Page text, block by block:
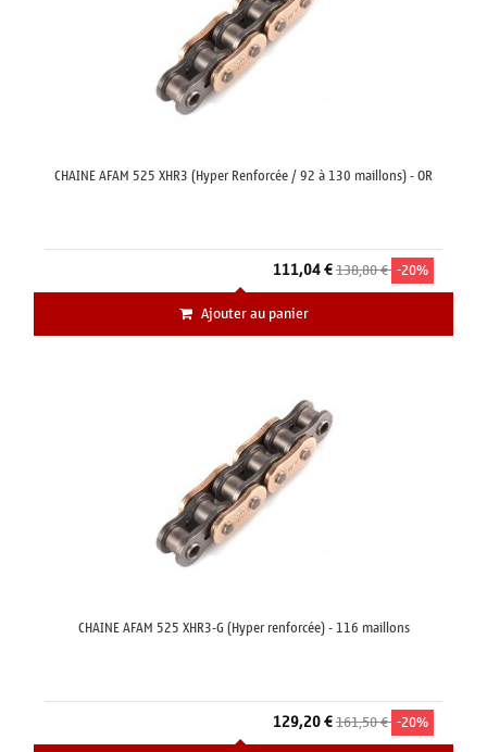
CHAINE AFAM 525 XHR3 (Hyper Renforcée / 92 à 130 maillons) - OR
111,04 €138,80 € -20%
Ajouter au panier
CHAINE AFAM 525 XHR3-G (Hyper renforcée) - 116 maillons
129,20 €161,50 € -20%